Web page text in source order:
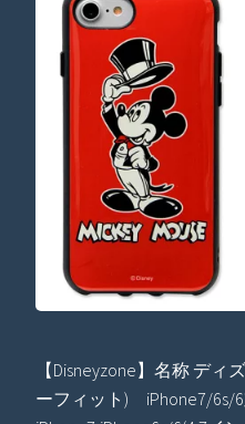
【Disneyzone】名称 ディ
ーフィット) iPhone7/6s/